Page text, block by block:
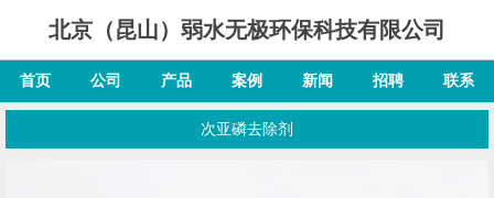
北京（昆山）弱水无极环保科技有限公司
首页 公司 产品 案例 新闻 招聘 联系
次亚磷去除剂